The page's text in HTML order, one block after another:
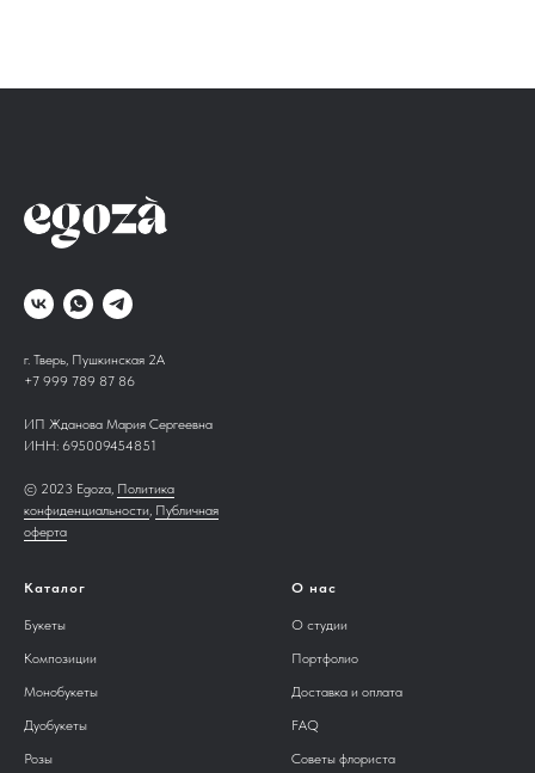
г. Тверь, Пушкинская 2А
+7 999 789 87 86
ИП Жданова Мария Сергеевна
ИНН: 695009454851
© 2023 Egoza, Политика
конфиденциальности Публичная
оферта
Каталог
Букеты
Композиции
Монобукеты
Дуобукеты
Розы
О нас
О студии
Портфолио
Доставка и оплата
FAQ
Советы флориста